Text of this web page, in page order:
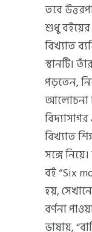
তবে
শুধু বইয়ের
বিখ্যাত
স্থানটি।
পড়তেন,
আলোচনা
বিখ্যাত
সঙ্গে
বই “Six
হয়,
বর্ণনা
ভাষায়,